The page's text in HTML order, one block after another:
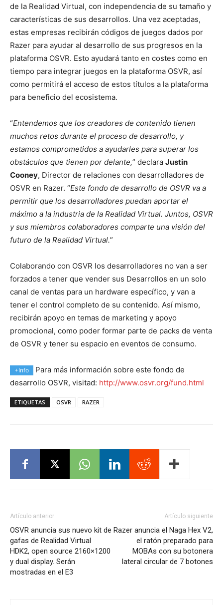
de la Realidad Virtual, con independencia de su tamaño y
características de sus desarrollos. Una vez aceptadas,
estas empresas recibirán códigos de juegos dados por
Razer para ayudar al desarrollo de sus progresos en la
plataforma OSVR. Esto ayudará tanto en costes como en
tiempo para integrar juegos en la plataforma OSVR, así
como permitirá el acceso de estos títulos a la plataforma
para beneficio del ecosistema.
“Entendemos que los creadores de contenido tienen
muchos retos durante el proceso de desarrollo, y
estamos comprometidos a ayudarles para superar los
obstáculos que tienen por delante,” declara Justin
Cooney, Director de relaciones con desarrolladores de
OSVR en Razer. “Este fondo de desarrollo de OSVR va a
permitir que los desarrolladores puedan aportar el
máximo a la industria de la Realidad Virtual. Juntos, OSVR
y sus miembros colaboradores comparte una visión del
futuro de la Realidad Virtual.”
Colaborando con OSVR los desarrolladores no van a ser
forzados a tener que vender sus Desarrollos en un solo
canal de ventas para un hardware específico, y van a
tener el control completo de su contenido. Así mismo,
recibirán apoyo en temas de marketing y apoyo
promocional, como poder formar parte de packs de venta
de OSVR y tener su espacio en eventos de consumo.
+Info
Para más información sobre este fondo de
desarrollo OSVR, visitad: http://www.osvr.org/fund.html
ETIQUETAS OSVR RAZER
Artículo anterior
OSVR anuncia sus nuevo kit de
gafas de Realidad Virtual
HDK2, open source 2160×1200
y dual display. Serán
mostradas en el E3
Artículo siguiente
Razer anuncia el Naga Hex V2,
el ratón preparado para
MOBAs con su botonera
lateral circular de 7 botones